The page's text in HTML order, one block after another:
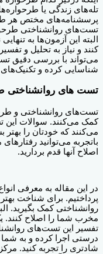
تله‌های زندگی یا
پرسشنامه‌های مختص هر
تست‌های روانشناختی
البته این آزمون‌ها به
کنند و‌ نیاز به تحلیل و
می‌تواند با بررسی دقیق
شناسایی کرده و تکنیک‌های
تست های روانشناختی
تست‌های روانشناختی و
کمک می‌کنند. سوالات
می‌کنند که خودتان را
باتجربه می‌توانید
اصلاح آنها قدم بردارید.
در این مقاله به معرفی
پرداختیم. برای شناخت
روانشناختی کمک بگیرید.
مخرب شما را اصلاح کنند.
تفسیر این تست‌های
درستی اجرا کرده و به شما
شادتری را تجربه کنید.